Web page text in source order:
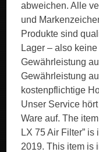
abweichen. Alle
und
Produkte sind
Lager – also
Gewährleistung
Gewährleistung
kostenpflichtige
Unser Service
Ware auf. The
LX 75 Air Filter”
2019. This item is